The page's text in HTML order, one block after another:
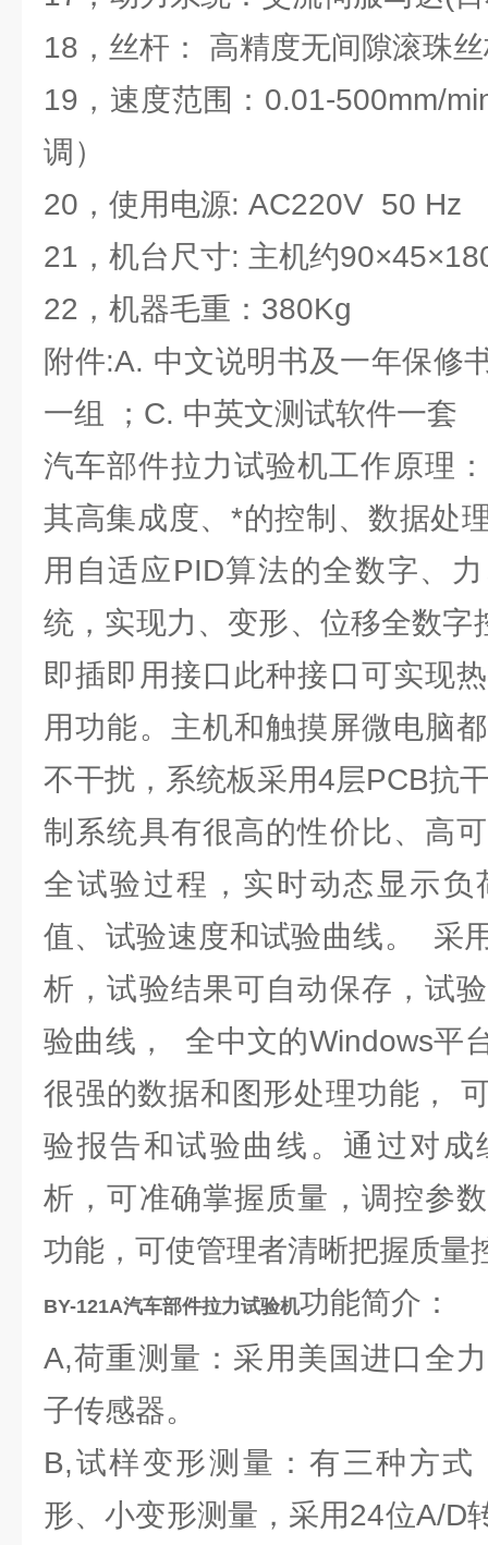
18，丝杆： 高精度无间隙滚珠
19，速度范围：0.01-500mm/
调）
20，使用电源: AC220V 50 Hz
21，机台尺寸: 主机约
22，机器毛重：380Kg
附件:A. 中文说明书及一年保修
一组 ；C. 中英文测试软件一套
汽车部件拉力试验机工作原理
其高集成度、*的控制、数据处
用自适应PID算法的全数字、
统，实现力、变形、位移全数字
即插即用接口此种接口可实现
用功能。主机和触摸屏微电脑
不干扰，系统板采用4层PCB抗
制系统具有很高的性价比、高
全试验过程，实时动态显示负
值、试验速度和试验曲线。 采
析，试验结果可自动保存，试
验曲线， 全中文的Windows平
很强的数据和图形处理功能，
验报告和试验曲线。通过对成
析，可准确掌握质量，调控参
功能，可使管理者清晰把握质量
BY-121A汽车部件拉力试验机功能简介：
A,荷重测量：采用美国进口全
子传感器。
B,试样变形测量：有三种方
形、小变形测量，采用24位A/D